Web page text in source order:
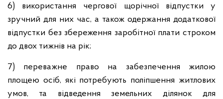
6) використання чергової щорічної відпустки у
зручний для них час, а також одержання додаткової
відпустки без збереження заробітної плати строком
до двох тижнів на рік;
7) переважне право на забезпечення жилою
площею осіб, які потребують поліпшення житлових
умов, та відведення земельних ділянок для